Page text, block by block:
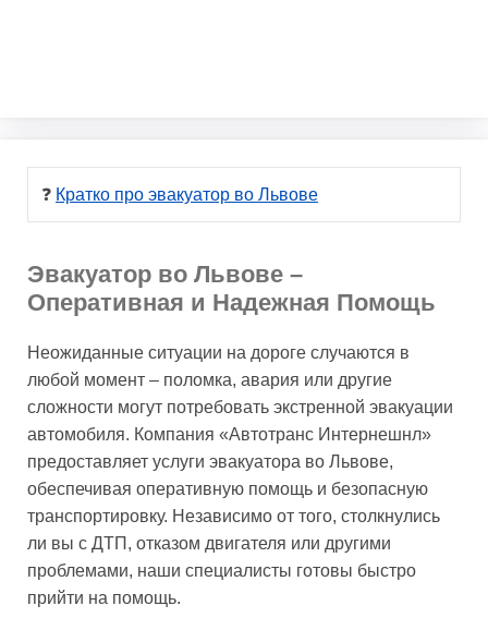
❓ Кратко про эвакуатор во Львове
Эвакуатор во Львове –
Оперативная и Надежная Помощь
Неожиданные ситуации на дороге случаются в
любой момент – поломка, авария или другие
сложности могут потребовать экстренной эвакуации
автомобиля. Компания «Автотранс Интернешнл»
предоставляет услуги эвакуатора во Львове,
обеспечивая оперативную помощь и безопасную
транспортировку. Независимо от того, столкнулись
ли вы с ДТП, отказом двигателя или другими
проблемами, наши специалисты готовы быстро
прийти на помощь.